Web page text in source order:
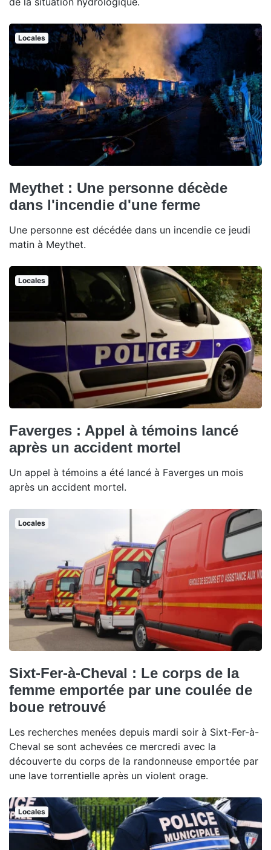
Locales
Meythet : Une personne décède
dans l'incendie d'une ferme
Une personne est décédée dans un incendie ce jeudi
matin à Meythet.
Locales
Faverges : Appel à témoins lancé
après un accident mortel
Un appel à témoins a été lancé à Faverges un mois
après un accident mortel.
Locales
Sixt-Fer-à-Cheval : Le corps de la
femme emportée par une coulée de
boue retrouvé
Les recherches menées depuis mardi soir à Sixt-Fer-à-
Cheval se sont achevées ce mercredi avec la
découverte du corps de la randonneuse emportée par
une lave torrentielle après un violent orage.
Locales